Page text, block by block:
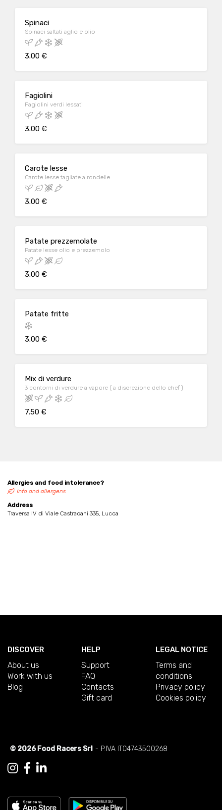
Spinaci
Spinaci saltati aglio e olio
3.00 €
Fagiolini
Fagiolini verdi lessati
3.00 €
Carote lesse
Carote lesse tagliate a rondelle
3.00 €
Patate prezzemolate
Patate lesse olio e prezzemolo
3.00 €
Patate fritte
3.00 €
Mix di verdure
3 contorni di verdure a vapore ( a discrezione dello chef )
7.50 €
Allergies and food intolerance?
Info and allergens
Address
Traversa IV di Viale Castracani 335, Lucca
DISCOVER
About us
Work with us
Blog
HELP
Support
FAQ
Contacts
Gift card
LEGAL NOTICE
Terms and
conditions
Privacy policy
Cookies policy
© 2026 Food Racers Srl - P.IVA IT04743500268